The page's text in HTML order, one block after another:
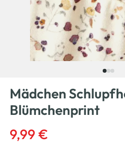
Mädchen
Blümchenprint
9,99 €